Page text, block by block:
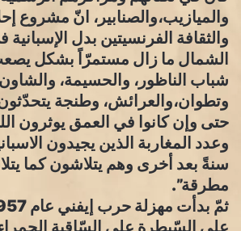
والميازيب،والصنابير، انّ مشروع
والثقافة الفرنسيتين بدل
الشمال ما زال مستمرّاً بشكل
شباب الناظور، والحسيمة،
وتطوان،والعرائش، وطنجة
حتى وإن كانوا في العمق يوثرون
وعدد المغاربة الذين يجيدون
سنةً بعد أخرى وهم يتلاشون كما
مطرقة”.
على السّيطرة على السّاقية